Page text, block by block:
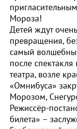
Мороза!
Детей ждут
превращения,
самый
после
театра, возле
«Омнибуса»
Морозом,
Режиссёр-
билета» –